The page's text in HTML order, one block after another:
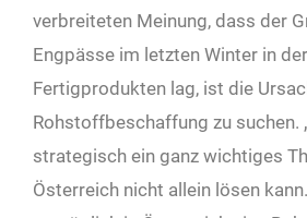
verbreiteten Meinung, dass der
Engpässe im letzten Winter in
Fertigprodukten lag, ist die
Rohstoffbeschaffung zu suchen.
strategisch ein ganz wichtiges
Österreich nicht allein lösen